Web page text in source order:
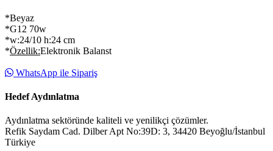
*Beyaz
*G12 70w
*w:24/10 h:24 cm
*Özellik:Elektronik Balanst
WhatsApp ile Sipariş
Hedef Aydınlatma
Aydınlatma sektöründe kaliteli ve yenilikçi çözümler.
Refik Saydam Cad. Dilber Apt No:39D: 3, 34420 Beyoğlu/İstanbul
Türkiye